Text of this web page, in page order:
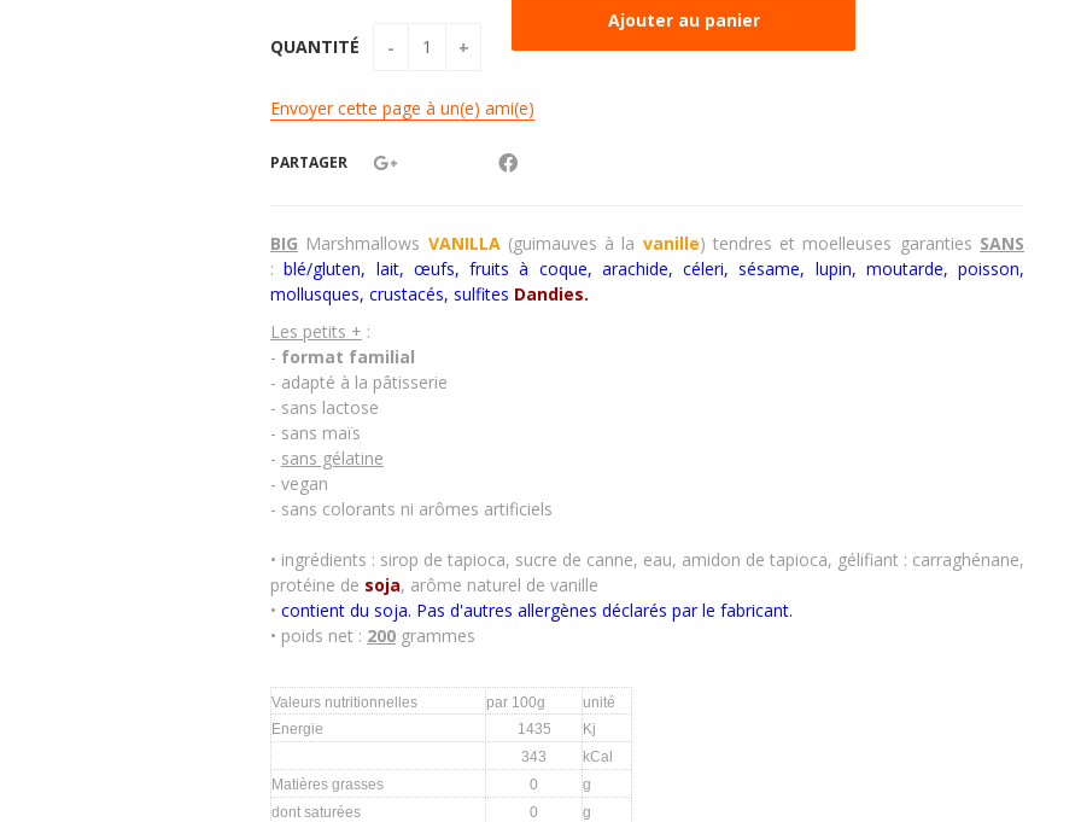
QUANTITÉ
Envoyer cette page à un(e) ami(e)
PARTAGER
BIG Marshmallows VANILLA(guimauves à la vanille) tendres et moelleuses garanties SANS
: blé/gluten, lait, œufs, fruits à coque, arachide, céleri, sésame, lupin, moutarde, poisson,
mollusques, crustacés, sulfites Dandies.
Les petits + :
- format familial
- adapté à la pâtisserie
- sans lactose
- sans maïs
- sans gélatine
- vegan
- sans colorants ni arômes artificiels
• ingrédients : sirop de tapioca, sucre de canne, eau, amidon de tapioca, gélifiant : carraghénane,
protéine de soja, arôme naturel de vanille
• contient du soja. Pas d'autres allergènes déclarés par le fabricant.
• poids net : 200 grammes
Valeurs nutritionnelles par 100g
unité
Energie
1435
Kj
343
kCal
Matières grasses
0
g
dont saturées
0
g